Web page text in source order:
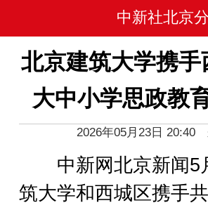
中新社北京
北京建筑大学携
大中小学思政教
2026年05月23日 20:40
中新网北京新闻5
筑大学和西城区携手